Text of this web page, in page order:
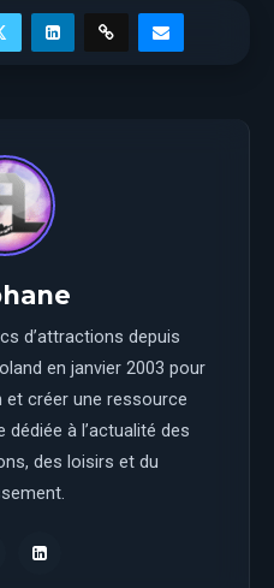
d’attractions depuis
en janvier 2003 pour
créer une ressource
à l’actualité des
des loisirs et du